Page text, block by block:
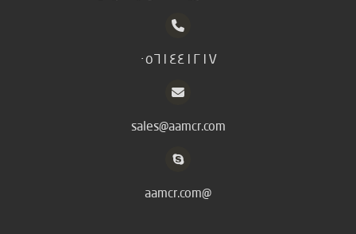
٠٥٦١٤٤١٢١٧
sales@aamcr.com
@aamcr.com